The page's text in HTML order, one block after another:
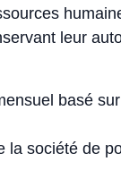
leur
basé
la société de